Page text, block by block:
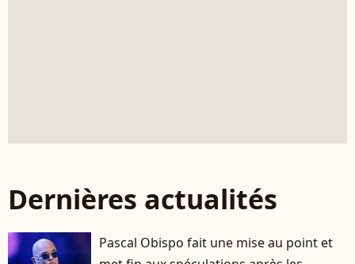
Dernières actualités
Pascal Obispo fait une mise au point et